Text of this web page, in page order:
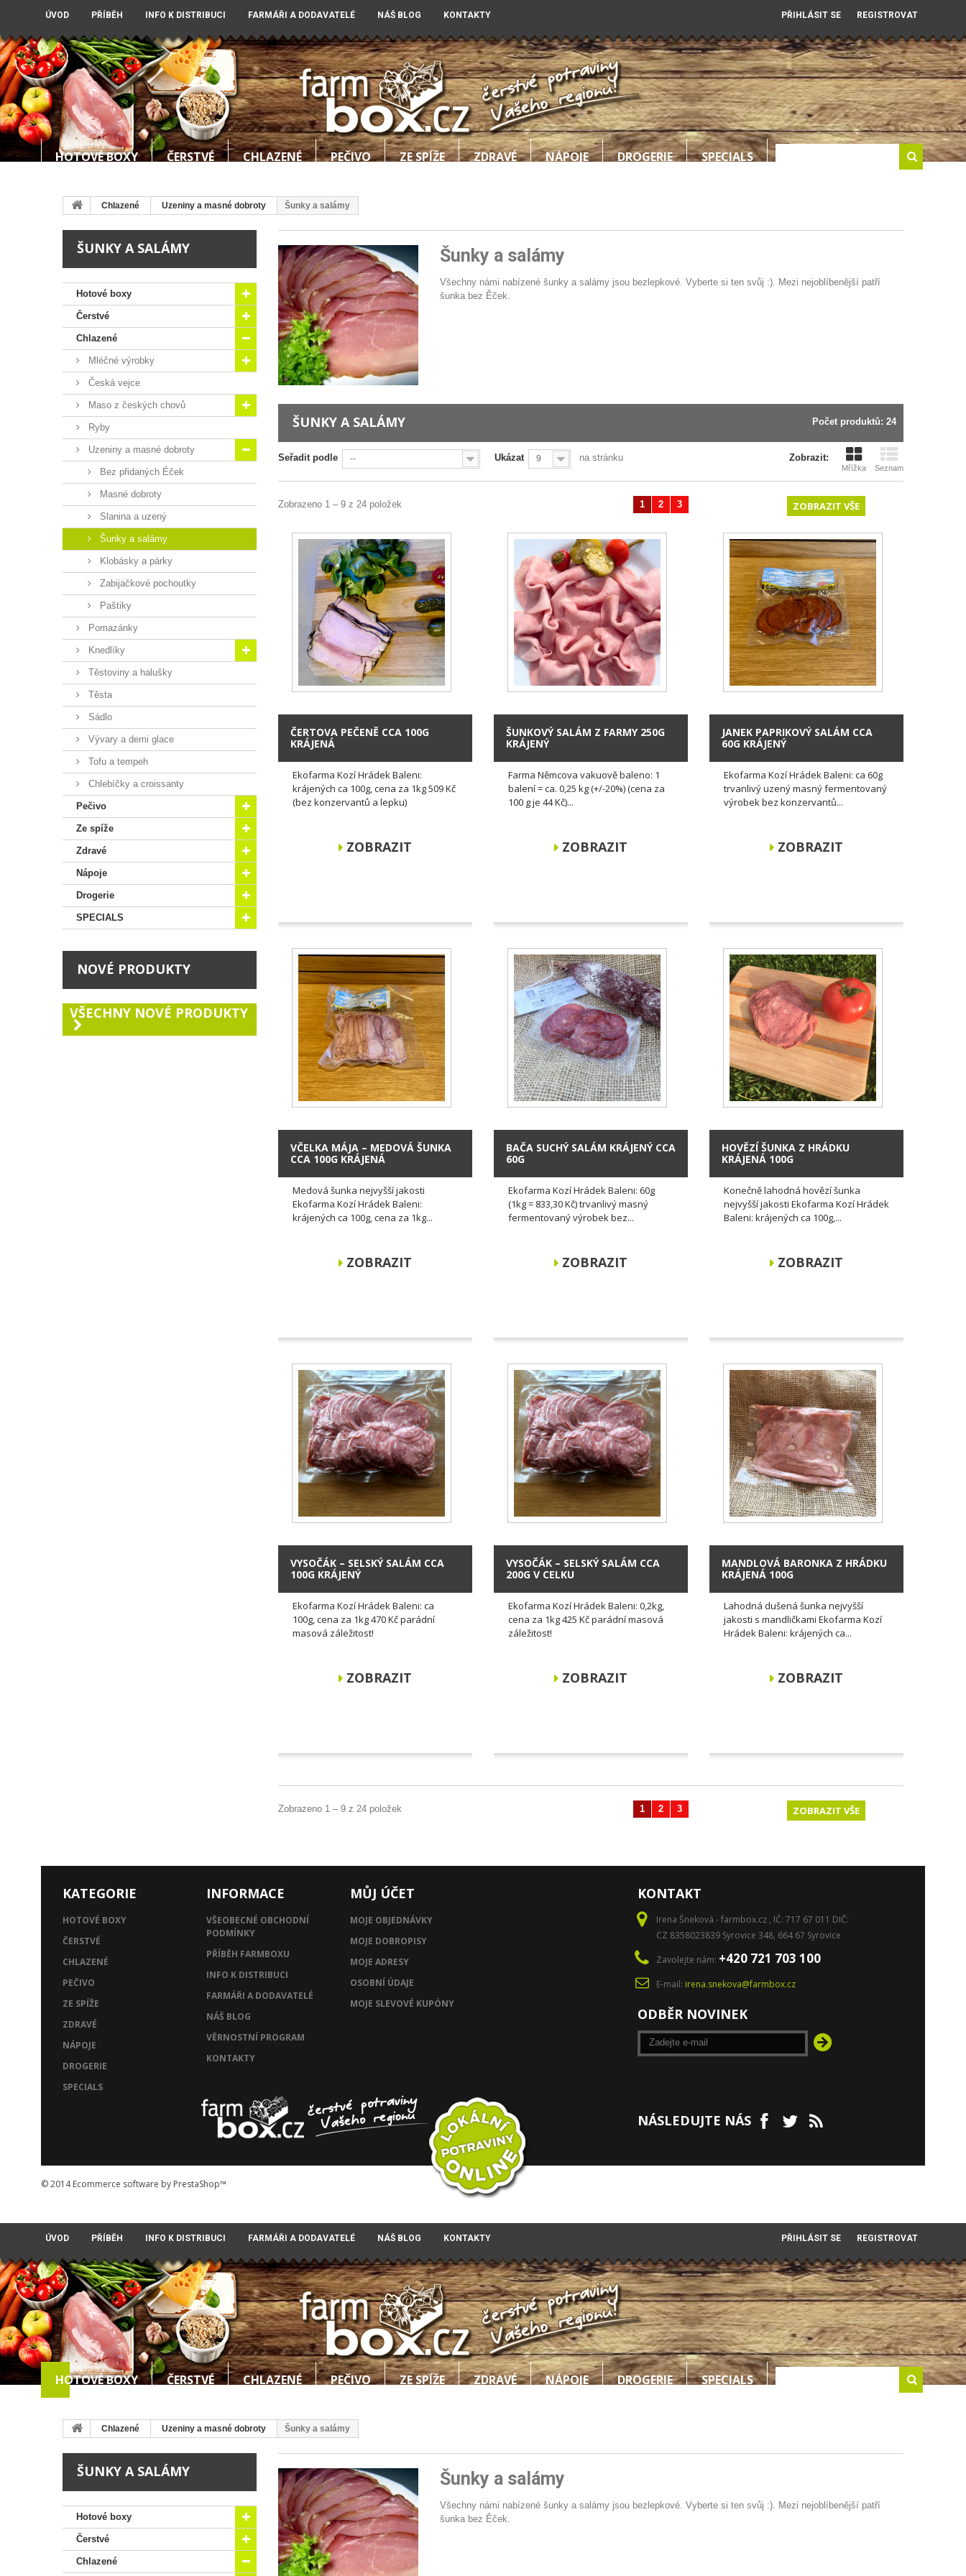
ÚVOD PŘÍBĚH INFO K DISTRIBUCI FARMÁŘI A DODAVATELÉ NÁŠ BLOG KONTAKTY PŘIHLÁSIT SE REGISTROVAT
HOTOVÉ BOXY ČERSTVÉ CHLAZENÉ PEČIVO ZE SPÍŽE ZDRAVÉ NÁPOJE DROGERIE SPECIALS
Chlazené Uzeniny a masné dobroty Šunky a salámy
ŠUNKY A SALÁMY
Hotové boxy
Čerstvé
Chlazené
Mléčné výrobky
Česká vejce
Maso z českých chovů
Ryby
Uzeniny a masné dobroty
Bez přidaných Éček
Masné dobroty
Slanina a uzený
Šunky a salámy
Klobásky a párky
Zabijačkové pochoutky
Paštiky
Pomazánky
Knedlíky
Těstoviny a halušky
Těsta
Sádlo
Vývary a demi glace
Tofu a tempeh
Chlebíčky a croissanty
Pečivo
Ze spíže
Zdravé
Nápoje
Drogerie
SPECIALS
NOVÉ PRODUKTY
VŠECHNY NOVÉ PRODUKTY
Šunky a salámy
Všechny námi nabízené šunky a salámy jsou bezlepkové. Vyberte si ten svůj :). Mezi nejoblíbenější patří
šunka bez Ěček.
ŠUNKY A SALÁMY Počet produktů: 24
Zobrazit:
Mřížka Seznam
Seřadit podle -- Ukázat 9 na stránku
ZOBRAZIT VŠE
1 2 3
Zobrazeno 1 – 9 z 24 položek
ČERTOVA PEČENĚ CCA 100G
KRÁJENÁ
Ekofarma Kozí Hrádek Baleni:
krájených ca 100g, cena za 1kg 509 Kč
(bez konzervantů a lepku)
ZOBRAZIT
ŠUNKOVÝ SALÁM Z FARMY 250G
KRÁJENÝ
Farma Němcova vakuově baleno: 1
balení = ca. 0,25 kg (+/-20%) (cena za
100 g je 44 Kč)...
ZOBRAZIT
JANEK PAPRIKOVÝ SALÁM CCA
60G KRÁJENÝ
Ekofarma Kozí Hrádek Baleni: ca 60g
trvanlivý uzený masný fermentovaný
výrobek bez konzervantů...
ZOBRAZIT
VČELKA MÁJA – MEDOVÁ ŠUNKA
CCA 100G KRÁJENÁ
Medová šunka nejvyšší jakosti
Ekofarma Kozí Hrádek Baleni:
krájených ca 100g, cena za 1kg...
ZOBRAZIT
BAČA SUCHÝ SALÁM KRÁJENÝ CCA
60G
Ekofarma Kozí Hrádek Baleni: 60g
(1kg = 833,30 Kč) trvanlivý masný
fermentovaný výrobek bez...
ZOBRAZIT
HOVĚZÍ ŠUNKA Z HRÁDKU
KRÁJENÁ 100G
Konečně lahodná hovězí šunka
nejvyšší jakosti Ekofarma Kozí Hrádek
Baleni: krájených ca 100g,...
ZOBRAZIT
VYSOČÁK – SELSKÝ SALÁM CCA
100G KRÁJENÝ
Ekofarma Kozí Hrádek Baleni: ca
100g, cena za 1kg 470 Kč parádní
masová záležitost!
ZOBRAZIT
VYSOČÁK – SELSKÝ SALÁM CCA
200G V CELKU
Ekofarma Kozí Hrádek Baleni: 0,2kg,
cena za 1kg 425 Kč parádní masová
záležitost!
ZOBRAZIT
MANDLOVÁ BARONKA Z HRÁDKU
KRÁJENÁ 100G
Lahodná dušená šunka nejvyšší
jakosti s mandličkami Ekofarma Kozí
Hrádek Baleni: krájených ca...
ZOBRAZIT
ZOBRAZIT VŠE
1 2 3
Zobrazeno 1 – 9 z 24 položek
KATEGORIE
HOTOVÉ BOXY
ČERSTVÉ
CHLAZENÉ
PEČIVO
ZE SPÍŽE
ZDRAVÉ
NÁPOJE
DROGERIE
SPECIALS
INFORMACE
VŠEOBECNÉ OBCHODNÍ
PODMÍNKY
PŘÍBĚH FARMBOXU
INFO K DISTRIBUCI
FARMÁŘI A DODAVATELÉ
NÁŠ BLOG
VĚRNOSTNÍ PROGRAM
KONTAKTY
© 2014Ecommerce software by PrestaShop™
MŮJ ÚČET
MOJE OBJEDNÁVKY
MOJE DOBROPISY
MOJE ADRESY
OSOBNÍ ÚDAJE
MOJE SLEVOVÉ KUPÓNY
KONTAKT
Irena Šneková - farmbox.cz , IČ: 717 67 011 DIČ:
CZ 8358023839 Syrovice 348, 664 67 Syrovice
Zavolejte nám: +420 721 703 100
E-mail: irena.snekova@farmbox.cz
ODBĚR NOVINEK
NÁSLEDUJTE NÁS
ÚVOD PŘÍBĚH INFO K DISTRIBUCI FARMÁŘI A DODAVATELÉ NÁŠ BLOG KONTAKTY PŘIHLÁSIT SE REGISTROVAT
HOTOVÉ BOXY ČERSTVÉ CHLAZENÉ PEČIVO ZE SPÍŽE ZDRAVÉ NÁPOJE DROGERIE SPECIALS
Chlazené Uzeniny a masné dobroty Šunky a salámy
ŠUNKY A SALÁMY
Hotové boxy
Čerstvé
Chlazené
Šunky a salámy
Všechny námi nabízené šunky a salámy jsou bezlepkové. Vyberte si ten svůj :). Mezi nejoblíbenější patří
šunka bez Ěček.